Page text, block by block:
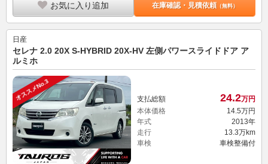
お気に入り追加 在庫確認・見積依頼（無料）
日産
セレナ 2.0 20X S-HYBRID 20X-HV 左側パワースライドドア ア
ルミホ
オススメNo.3 支払総額 24.2万円
本体価格
14.5万円
年式
2013年
走行
13.3万km
車検
車検整備付